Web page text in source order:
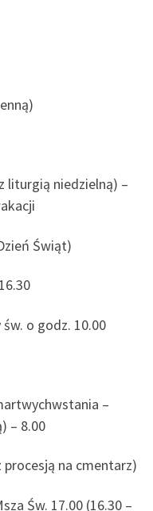
liturgią niedzielną) –
Świąt)
o godz. 10.00
–
– 8.00
na cmentarz)
Św. 17.00 (16.30 –